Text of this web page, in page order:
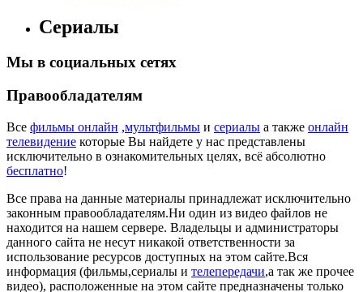
Сериалы
Мы в социальных сетях
Правообладателям
Все фильмы онлайн ,мультфильмы и сериалы а также онлайн
телевидение которые Вы найдете у нас представлены
исключительно в ознакомительных целях, всё абсолютно
бесплатно!
Все права на данные материалы принадлежат исключительно
законным правообладателям.Ни один из видео файлов не
находится на нашем сервере. Владельцы и администраторы
данного сайта не несут никакой ответственности за
использование ресурсов доступных на этом сайте.Вся
информация (фильмы,сериалы и телепередачи,а так же прочее
видео), расположенные на этом сайте предназначены только